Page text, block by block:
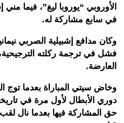
الأوروبي “يوروبا ليغ”، فيما
في سابع مشاركة له.
وكان مدافع إشبيلية الصربي
فشل في ترجمة ركلته
العارضة.
وخاض سيتي المباراة بعدما توج
دوري الأبطال لأول مرة في
حق المشاركة فيها بعدما نال